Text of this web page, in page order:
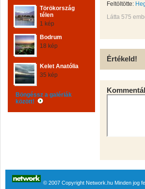
Törökország
télen
1 kép
Bodrum
18 kép
Kelet Anatólia
35 kép
Böngéssz a galériák
között!
Feltöltötte:
Látta 575
Értékeld!
© 2007 Copyright Network.hu Minden jog